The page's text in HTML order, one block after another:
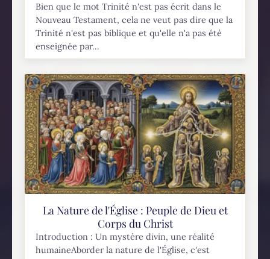
Bien que le mot Trinité n'est pas écrit dans le
Nouveau Testament, cela ne veut pas dire que la
Trinité n'est pas biblique et qu'elle n'a pas été
enseignée par...
La Nature de l'Église : Peuple de Dieu et
Corps du Christ
Introduction : Un mystère divin, une réalité
humaineAborder la nature de l'Église, c'est